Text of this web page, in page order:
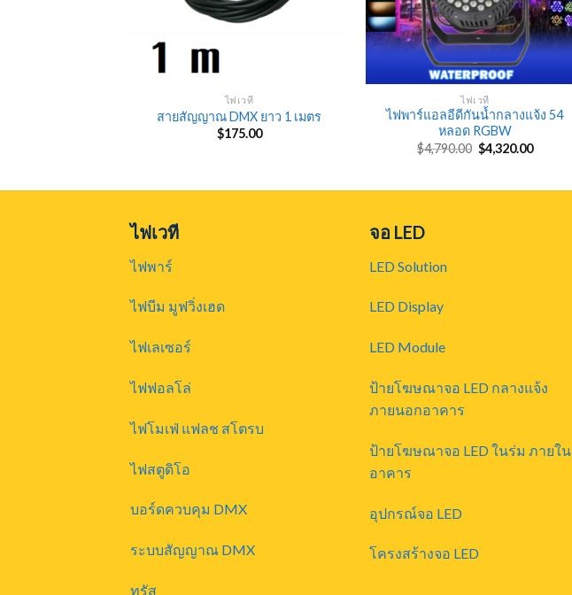
ไฟเวที
สายสัญญาณ DMX ยาว 1 เมตร
$175.00
ไฟเวที
ไฟพาร์แอลอีดีกันน้ำกลางแจ้ง 54
หลอด RGBW
$4,790.00 Original
price
$4,320.00Current
ไฟเวที
ไฟพาร์
ไฟบีม มูฟวิ่งเฮด
ไฟเลเซอร์
ไฟฟอลโล่
ไฟโมเฟ่ แฟลช สโตรบ
ไฟสตูดิโอ
บอร์ดควบคุม DMX
ระบบสัญญาณ DMX
ทรัส
จอ LED
LED Solution
LED Display
LED Module
ป้ายโฆษณาจอ LED กลางแจ้ง
ภายนอกอาคาร
ป้ายโฆษณาจอ LED ในร่ม ภายใน
อาคาร
อุปกรณ์จอ LED
โครงสร้างจอ LED